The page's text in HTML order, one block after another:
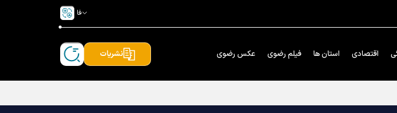
فا
اقتصادی استان ها فیلم رضوی عکس رضوی نشریات